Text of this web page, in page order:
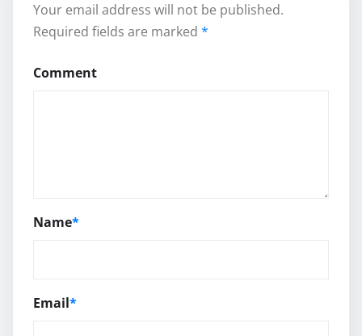
Your email address will not be published.
Required fields are marked *
Comment
Name*
Email*